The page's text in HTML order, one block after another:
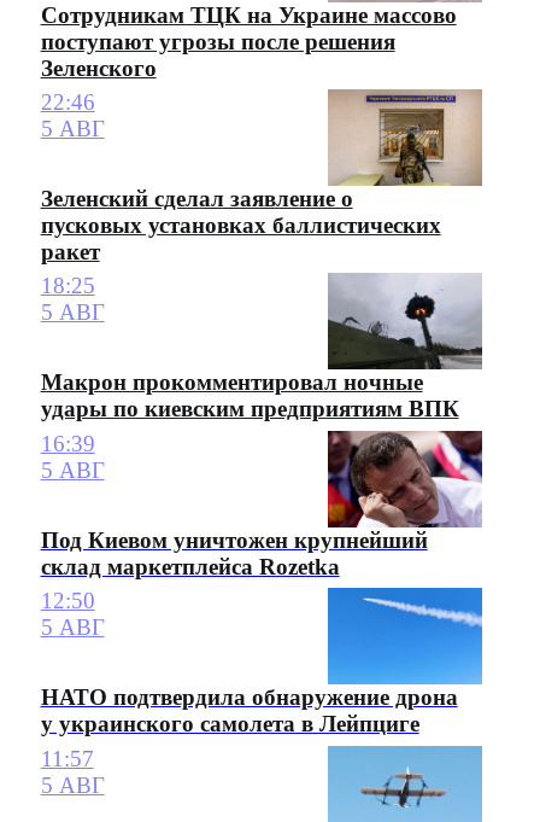
Сотрудникам ТЦК на Украине массово
поступают угрозы после решения
Зеленского
22:46
5 АВГ
Зеленский сделал заявление о
пусковых установках баллистических
ракет
18:25
5 АВГ
Макрон прокомментировал ночные
удары по киевским предприятиям ВПК
16:39
5 АВГ
Под Киевом уничтожен крупнейший
склад маркетплейса Rozetka
12:50
5 АВГ
НАТО подтвердила обнаружение дрона
у украинского самолета в Лейпциге
11:57
5 АВГ